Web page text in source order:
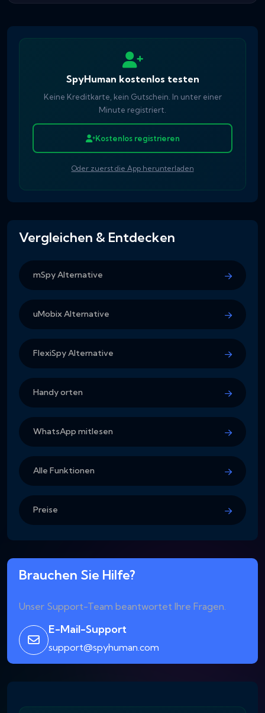
SpyHuman kostenlos testen
Keine Kreditkarte, kein Gutschein. In unter einer
Minute registriert.
Kostenlos registrieren
Oder zuerst die App herunterladen
Vergleichen & Entdecken
mSpy Alternative
uMobix Alternative
FlexiSpy Alternative
Handy orten
WhatsApp mitlesen
Alle Funktionen
Preise
Brauchen Sie Hilfe?
Unser Support-Team beantwortet Ihre Fragen.
E-Mail-Support
support@spyhuman.com